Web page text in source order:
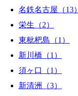
名鉄名古屋（13）
栄生（2）
東枇杷島（1）
新川橋（1）
須ヶ口（1）
新清洲（3）